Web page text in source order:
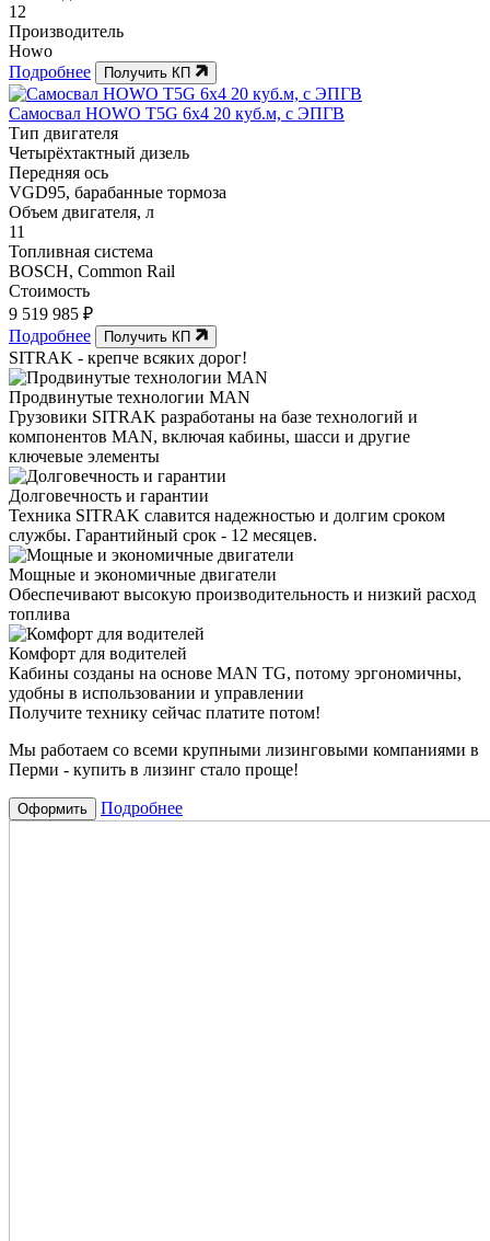
12
Производитель
Howo
Подробнее
Получить КП
Самосвал HOWO T5G 6x4 20 куб.м, с ЭПГВ
Тип двигателя
Четырёхтактный дизель
Передняя ось
VGD95, барабанные тормоза
Объем двигателя, л
11
Топливная система
BOSCH, Common Rail
Стоимость
9 519 985 ₽
Подробнее
Получить КП
SITRAK - крепче всяких дорог!
Продвинутые технологии MAN
Грузовики SITRAK разработаны на базе технологий и
компонентов MAN, включая кабины, шасси и другие
ключевые элементы
Долговечность и гарантии
Техника SITRAK славится надежностью и долгим сроком
службы. Гарантийный срок - 12 месяцев.
Мощные и экономичные двигатели
Обеспечивают высокую производительность и низкий расход
топлива
Комфорт для водителей
Кабины созданы на основе MAN TG, потому эргономичны,
удобны в использовании и управлении
Получите технику сейчас платите потом!
Мы работаем со всеми крупными лизинговыми компаниями в
Перми - купить в лизинг стало проще!
Оформить Подробнее